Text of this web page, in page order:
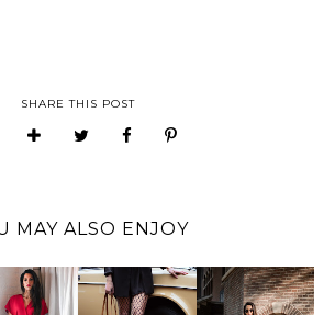
SHARE THIS POST
MAY ALSO ENJOY